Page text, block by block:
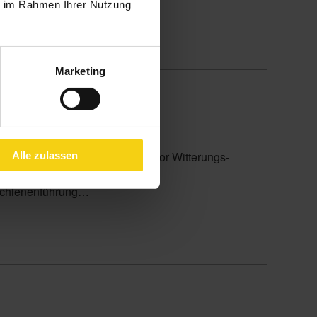
Rahmen Ihrer Nutzung
Marketing
Alle zulassendas Lamellenpaket vor Witterungs-